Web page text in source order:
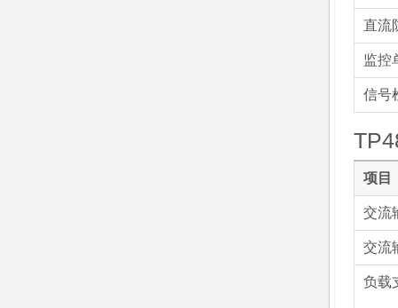
直流
监控
信号
项目
交流
交流
负载